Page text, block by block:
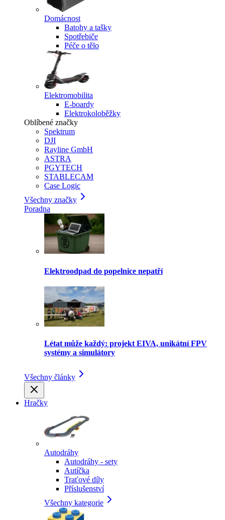
Domácnost
Batohy a tašky
Spotřebiče
Péče o tělo
Elektromobilita
E-boardy
Elektrokoloběžky
Oblíbené značky
Spektrum
DJI
Rayline GmbH
ASTRA
PGYTECH
STABLECAM
Case Logic
Všechny značky
Poradna
Elektroodpad do popelnice nepatří
Létat může každý: projekt EIVA, unikátní FPV
systémy a simulátory
Všechny články
Hračky
Autodráhy
Autodráhy - sety
Autíčka
Traťové díly
Příslušenství
Všechny kategorie